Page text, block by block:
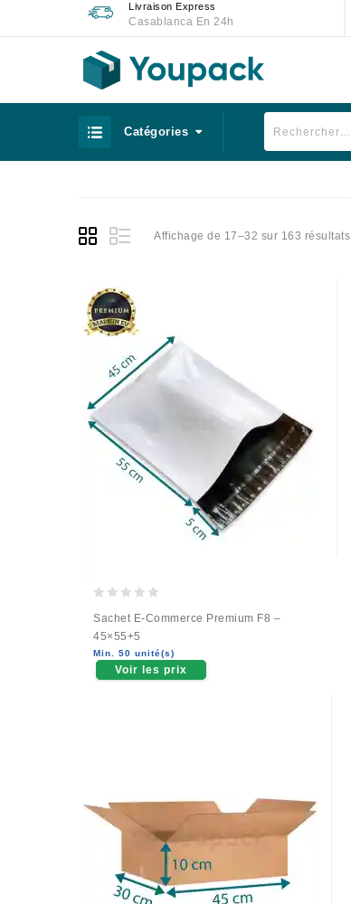
Livraison Express
Casablanca En 24h
Catégories
Affichage de 17–32 sur 163 résultats
out
of
5
Sachet E-Commerce Premium F8 –
45×55+5
Min. 50 unité(s)
Voir les prix